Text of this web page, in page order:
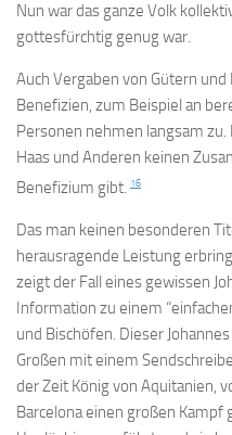
Nun war das ganze Volk
gottesfürchtig genug war.
Auch Vergaben von Gütern
Benefizien, zum Beispiel an
Personen nehmen langsam zu.
Haas und Anderen keinen
Benefizium gibt. 16
Das man keinen besonderen
herausragende Leistung
zeigt der Fall eines gewissen
Information zu einem
und Bischöfen. Dieser
Großen mit einem
der Zeit König von Aquitanien,
Barcelona einen großen Kampf